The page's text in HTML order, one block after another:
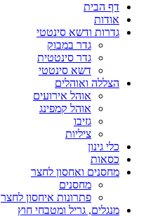
דף הבית
אודות
גדרות ודשא סינטטי
גדר במבוק
גדר סינטטית
דשא סינטטי
הצללה ואוהלים
אוהל אירועים
אוהל קמפינג
גזיבו
ציליות
כלי גינון
כסאות
מחסנים ואחסון לחצר
מחסנים
פתרונות איחסון לחצר
מנגלים, גריל ומטבחי חוץ